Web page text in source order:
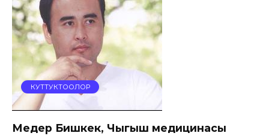
КУТТУКТООЛОР
Медер Бишкек, Чыгыш медицинасы